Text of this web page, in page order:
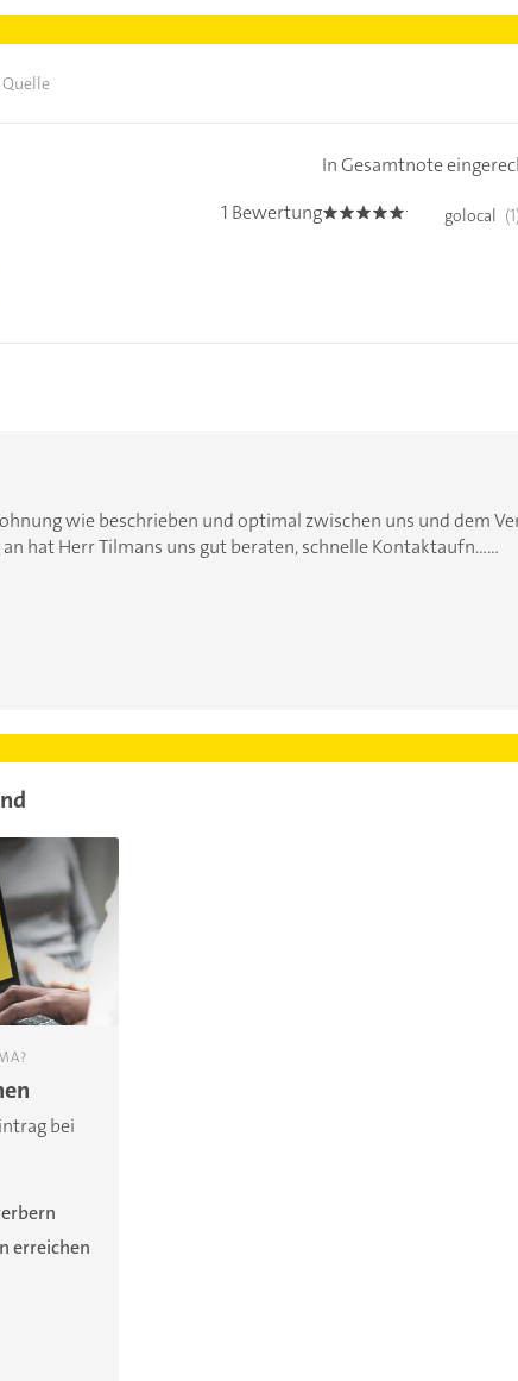
Quelle
1 Bewertung
In Gesamtnote
5.0 golocal (1)
wie beschrieben und optimal zwischen uns und dem
hat Herr Tilmans uns gut beraten, schnelle Kontaktaufn......
bei
erreichen